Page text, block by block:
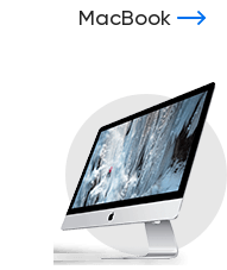
MacBook